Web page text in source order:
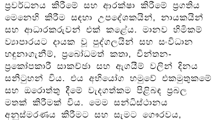
ප්‍රවර්ධනය කිරීමේ සහ ආරක්ෂා කිරීමේ ප්‍රගතිය
මෙනෙහි කිරීම සඳහා උපදේශකයින්, නායකයින්
සහ ආධාරකරුවන් එක් කළේය. මානව හිමිකම්
ව්‍යාපාරයට දායක වූ පුද්ගලයින් සහ සංවිධාන
හඳුනාගැනීම්, ප්‍රබෝධමත් කතා, චින්තන-
ප්‍රකෝපකාරී සාකච්ඡා සහ ඇගයීම් වලින් දිනය
සනිටුහන් විය. එය අභියෝග හමුවේ එකමුතුකමේ
සහ ඔරොත්තු දීමේ වැදගත්කම පිළිබඳ ප්‍රබල
මතක් කිරීමක් විය. මෙම සන්ධිස්ථානය
අනුස්මරණය කිරීමට සහ සැමට ගෞරවය,